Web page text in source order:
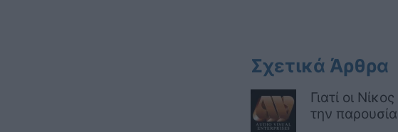
Σχετικά Άρθρα
Γιατί οι
την